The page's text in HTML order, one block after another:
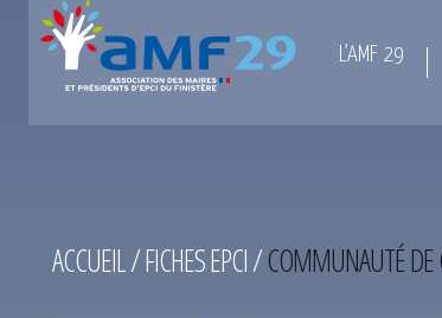
L’AMF 29
ACCUEIL/FICHES EPCI/COMMUNAUTÉ DE